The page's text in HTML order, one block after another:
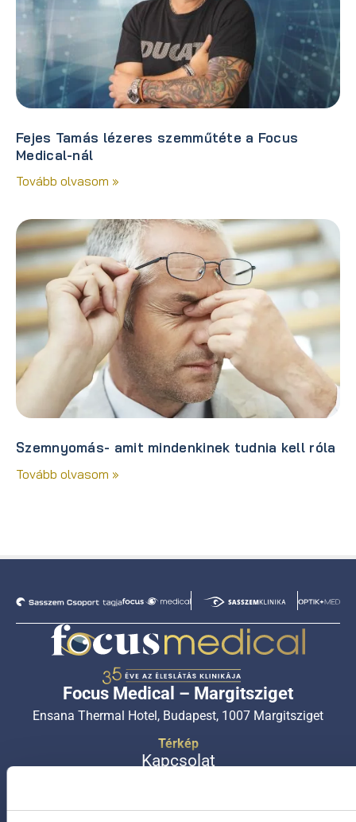
Fejes Tamás lézeres szemműtéte a Focus
Medical-nál
Tovább olvasom »
Szemnyomás- amit mindenkinek tudnia kell róla
Tovább olvasom »
Focus Medical – Margitsziget
Ensana Thermal Hotel, Budapest, 1007 Margitsziget
Térkép
Kapcsolat
+36 20 450 3333